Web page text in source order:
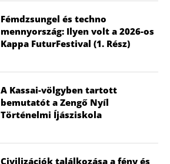
Fémdzsungel és techno
mennyország: Ilyen volt a 2026-os
Kappa FuturFestival (1. Rész)
A Kassai-völgyben tartott
bemutatót a Zengő Nyíl
Történelmi Íjásziskola
Civilizációk találkozása a fény és